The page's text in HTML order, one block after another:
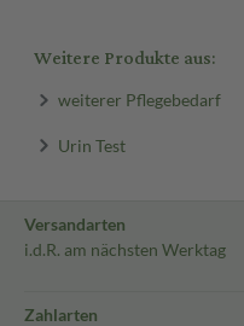
Weitere Produkte aus:
weiterer Pflegebedarf
Urin Test
Versandarten
i.d.R. am nächsten Werktag
Zahlarten